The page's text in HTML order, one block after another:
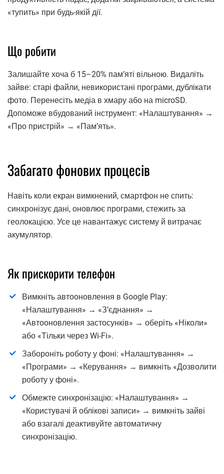
«тупить» при будь-якій дії.
Що робити
Залишайте хоча б 15–20% памʼяті вільною. Видаліть
зайве: старі файли, невикористані програми, дублікати
фото. Перенесіть медіа в хмару або на microSD.
Допоможе вбудований інструмент: «Налаштування» →
«Про пристрій» → «Памʼять».
Забагато фонових процесів
Навіть коли екран вимкнений, смартфон не спить:
синхронізує дані, оновлює програми, стежить за
геолокацією. Усе це навантажує систему й витрачає
акумулятор.
Як прискорити телефон
Вимкніть автооновлення в Google Play:
«Налаштування» → «Зʼєднання» →
«Автооновлення застосунків» → оберіть «Ніколи»
або «Тільки через Wi-Fi».
Забороніть роботу у фоні: «Налаштування» →
«Програми» → «Керування» → вимкніть «Дозволити
роботу у фоні».
Обмежте синхронізацію: «Налаштування» →
«Користувачі й облікові записи» → вимкніть зайві
або взагалі деактивуйте автоматичну
синхронізацію.